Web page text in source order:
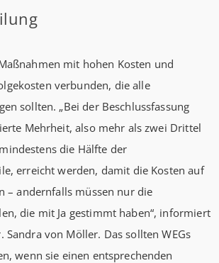
mit hohen Kosten und
verbunden, die alle
sollten. „Bei der Beschlussfassung
Mehrheit, also mehr als zwei Drittel
die Hälfte der
erreicht werden, damit die Kosten auf
– andernfalls müssen nur die
die mit Ja gestimmt haben“, informiert
Sandra von Möller. Das sollten WEGs
wenn sie einen entsprechenden